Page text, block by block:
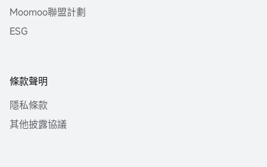
Moomoo聯盟計劃
ESG
條款聲明
隱私條款
其他披露協議